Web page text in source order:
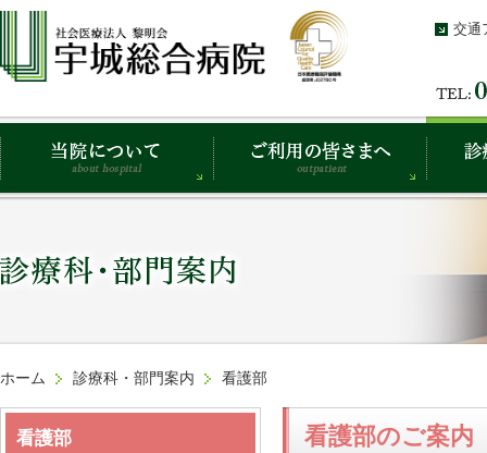
交通
ホーム 診療科・部門案内 看護部
看護部のご案内
看護部